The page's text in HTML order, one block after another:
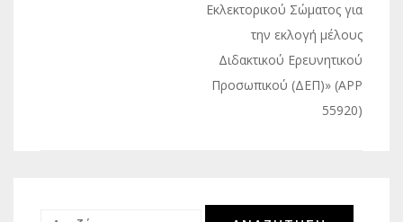
Εκλεκτορικού Σώματος για
την εκλογή μέλους
Διδακτικού Ερευνητικού
Προσωπικού (ΔΕΠ)» (APP
55920)